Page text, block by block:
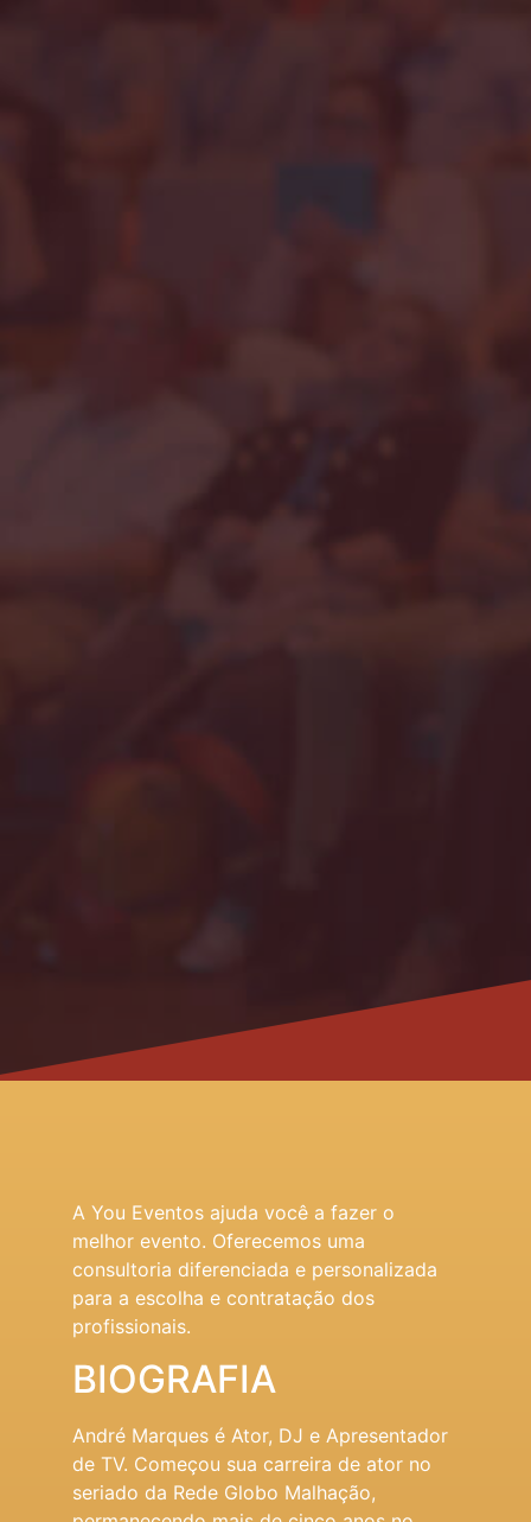
A You Eventos ajuda você a fazer o
melhor evento. Oferecemos uma
consultoria diferenciada e personalizada
para a escolha e contratação dos
profissionais.
BIOGRAFIA
André Marques é Ator, DJ e Apresentador
de TV. Começou sua carreira de ator no
seriado da Rede Globo Malhação,